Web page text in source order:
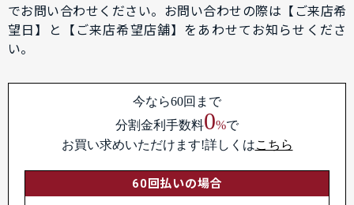
でお問い合わせください。お問い合わせの際は【ご来店希
望日】と【ご来店希望店舗】をあわせてお知らせくださ
い。
今なら60回まで
分割金利手数料0%で
お買い求めいただけます!詳しくはこちら
60回払いの場合